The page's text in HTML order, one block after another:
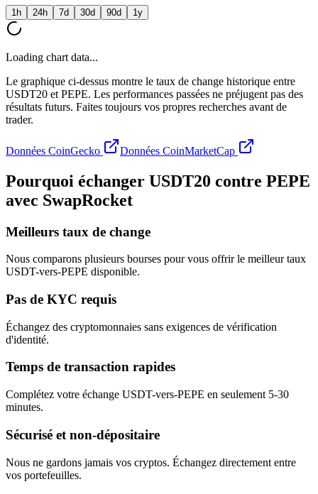
1h 24h 7d 30d 90d 1y
Loading chart data...
Le graphique ci-dessus montre le taux de change historique entre
USDT20 et PEPE. Les performances passées ne préjugent pas des
résultats futurs. Faites toujours vos propres recherches avant de
trader.
Données CoinGecko Données CoinMarketCap
Pourquoi échanger USDT20 contre PEPE
avec SwapRocket
Meilleurs taux de change
Nous comparons plusieurs bourses pour vous offrir le meilleur taux
USDT-vers-PEPE disponible.
Pas de KYC requis
Échangez des cryptomonnaies sans exigences de vérification
d'identité.
Temps de transaction rapides
Complétez votre échange USDT-vers-PEPE en seulement 5-30
minutes.
Sécurisé et non-dépositaire
Nous ne gardons jamais vos cryptos. Échangez directement entre
vos portefeuilles.